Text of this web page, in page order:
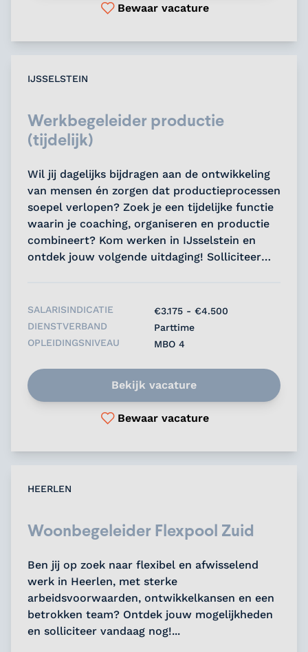
Bewaar vacature
IJSSELSTEIN
Werkbegeleider productie
(tijdelijk)
Wil jij dagelijks bijdragen aan de ontwikkeling
van mensen én zorgen dat productieprocessen
soepel verlopen? Zoek je een tijdelijke functie
waarin je coaching, organiseren en productie
combineert? Kom werken in IJsselstein en
ontdek jouw volgende uitdaging! Solliciteer
SALARISINDICATIE
€3.175 - €4.500
DIENSTVERBAND
Parttime
OPLEIDINGSNIVEAU
MBO 4
Bekijk vacature
Bewaar vacature
HEERLEN
Woonbegeleider Flexpool Zuid
Ben jij op zoek naar flexibel en afwisselend
werk in Heerlen, met sterke
arbeidsvoorwaarden, ontwikkelkansen en een
betrokken team? Ontdek jouw mogelijkheden
en solliciteer vandaag nog!...